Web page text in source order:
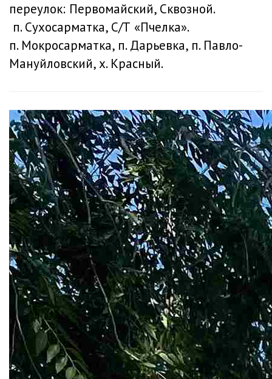
переулок: Первомайский, Сквозной.
п. Сухосарматка, С/Т «Пчелка».
п. Мокросарматка, п. Дарьевка, п. Павло-
Мануйловский, х. Красный.